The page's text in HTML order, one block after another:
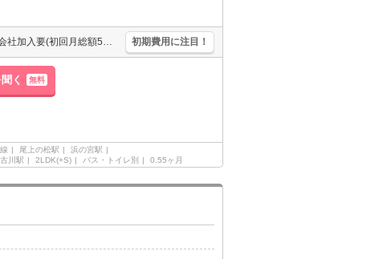
最寄り駅まで徒歩1分！。猫1匹まで飼育可。要火災保険。保証会社加入要(初回月総額50%、月総額+250円の1%/月)。退去時、ルームクリーニング料金55,000円。鍵交換代2.2万円。 初期費用に注目！
く 無料
尾上の松駅
浜の宮駅
川駅 2LDK(+S) バス・トイレ別 0.55ヶ月